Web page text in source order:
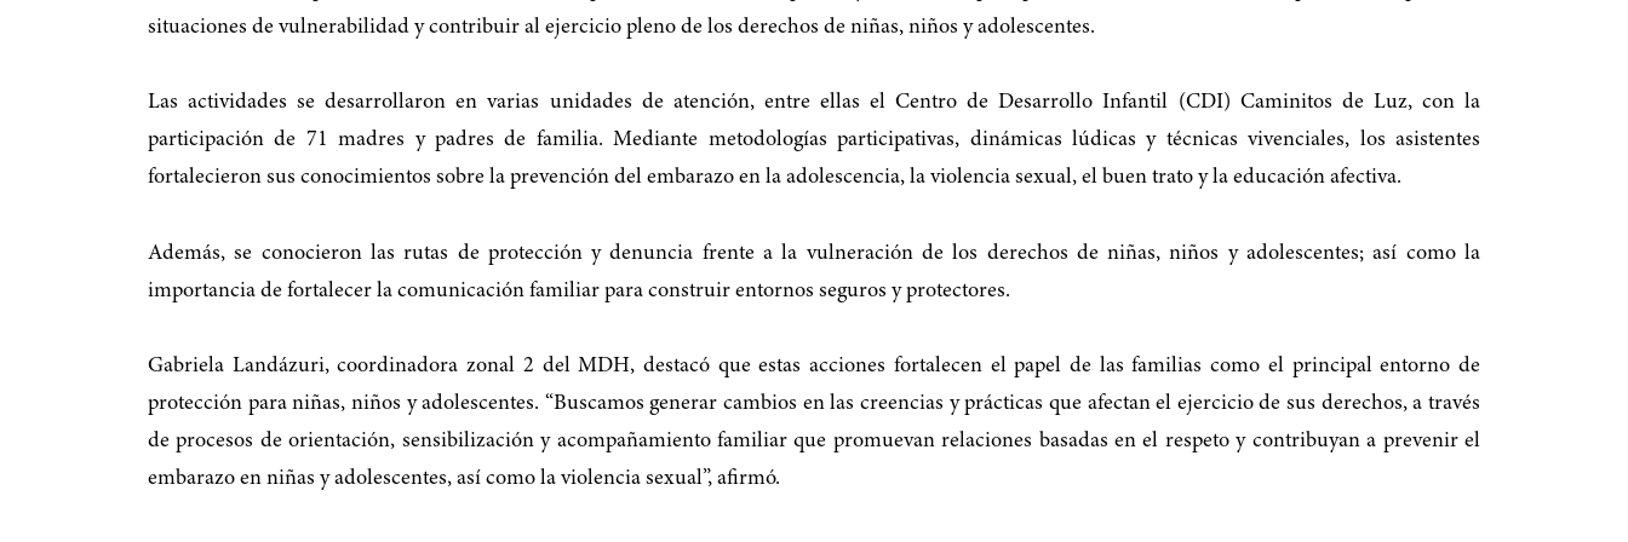
situaciones de vulnerabilidad y contribuir al ejercicio pleno de los derechos de niñas, niños y adolescentes.
Las actividades se desarrollaron en varias unidades de atención, entre ellas el Centro de Desarrollo Infantil (CDI) Caminitos de Luz, con la
participación de 71 madres y padres de familia. Mediante metodologías participativas, dinámicas lúdicas y técnicas vivenciales, los asistentes
fortalecieron sus conocimientos sobre la prevención del embarazo en la adolescencia, la violencia sexual, el buen trato y la educación afectiva.
Además, se conocieron las rutas de protección y denuncia frente a la vulneración de los derechos de niñas, niños y adolescentes; así como la
importancia de fortalecer la comunicación familiar para construir entornos seguros y protectores.
Gabriela Landázuri, coordinadora zonal 2 del MDH, destacó que estas acciones fortalecen el papel de las familias como el principal entorno de
protección para niñas, niños y adolescentes. “Buscamos generar cambios en las creencias y prácticas que afectan el ejercicio de sus derechos, a través
de procesos de orientación, sensibilización y acompañamiento familiar que promuevan relaciones basadas en el respeto y contribuyan a prevenir el
embarazo en niñas y adolescentes, así como la violencia sexual”, afirmó.